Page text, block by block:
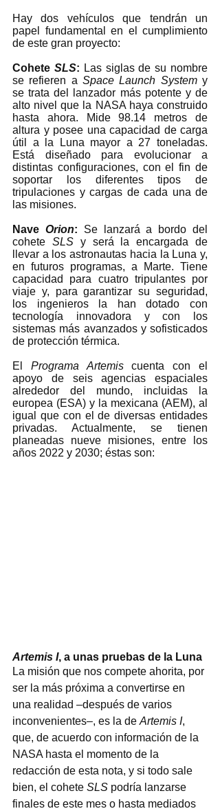
Hay dos vehículos que tendrán un
papel fundamental en el cumplimiento
de este gran proyecto:
Cohete SLS: Las siglas de su nombre
se refieren a Space Launch System y
se trata del lanzador más potente y de
alto nivel que la NASA haya construido
hasta ahora. Mide 98.14 metros de
altura y posee una capacidad de carga
útil a la Luna mayor a 27 toneladas.
Está diseñado para evolucionar a
distintas configuraciones, con el fin de
soportar los diferentes tipos de
tripulaciones y cargas de cada una de
las misiones.
Nave Orion: Se lanzará a bordo del
cohete SLS y será la encargada de
llevar a los astronautas hacia la Luna y,
en futuros programas, a Marte. Tiene
capacidad para cuatro tripulantes por
viaje y, para garantizar su seguridad,
los ingenieros la han dotado con
tecnología innovadora y con los
sistemas más avanzados y sofisticados
de protección térmica.
El Programa Artemis cuenta con el
apoyo de seis agencias espaciales
alrededor del mundo, incluidas la
europea (ESA) y la mexicana (AEM), al
igual que con el de diversas entidades
privadas. Actualmente, se tienen
planeadas nueve misiones, entre los
años 2022 y 2030; éstas son:
Artemis I, a unas pruebas de la Luna
La misión que nos compete ahorita, por
ser la más próxima a convertirse en
una realidad –después de varios
inconvenientes–, es la de Artemis I,
que, de acuerdo con información de la
NASA hasta el momento de la
redacción de esta nota, y si todo sale
bien, el cohete SLS podría lanzarse
finales de este mes o hasta mediados